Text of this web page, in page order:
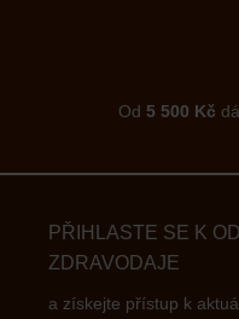
Od 5 500 Kč
PŘIHLASTE SE K
ZDRAVODAJE
a získejte přístup k